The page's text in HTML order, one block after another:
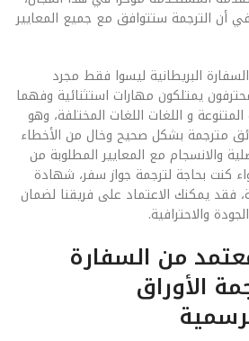
أن الترجمة ستتوافق مع جميع المعايير
البريطانية ليسوا فقط مجرد
يمتلكون مهارات استثنائية وفهما
و اللغات اللغات المختلفة، وهو
مترجمة بشكل صحيح وخال من الأخطاء
والانسجام مع المعايير المطلوبة من
كنت بحاجة لترجمة جواز سفر، شهادة
فقد يمكنك الاعتماد على فريقنا لضمان
والاحترافية.
من السفارة
الأوراق